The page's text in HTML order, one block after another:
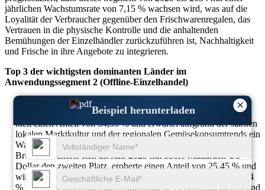
×
Beispiel herunterladen
jährlichen Wachstumsrate von 7,15 % wachsen wird, was auf die
Loyalität der Verbraucher gegenüber den Frischwarenregalen, das
Vertrauen in die physische Kontrolle und die anhaltenden
Bemühungen der Einzelhändler zurückzuführen ist, Nachhaltigkeit
und Frische in ihre Angebote zu integrieren.
Top 3 der wichtigsten dominanten Länder im
Anwendungssegment 2 (Offline-Einzelhandel)
Indien führte das Segment Offline-Einzelhandel mit einer
Marktgröße von 459,7 Milliarden US-Dollar im Jahr 2025 an,
hielt einen Anteil von 34,55 % und erwartet aufgrund der starken
lokalen Marktkultur und der regionalen Gemüsekonsumtrends ein
Wachstum von 7,3 %.
Brasilien sicherte sich im Jahr 2025 mit 338,6 Milliarden US-
Dollar den zweiten Platz, eroberte einen Anteil von 25,45 % und
wird voraussichtlich mit einer jährlichen Wachstumsrate von 7,4
% wachsen, unterstützt durch traditionelle Lebensmittelketten und